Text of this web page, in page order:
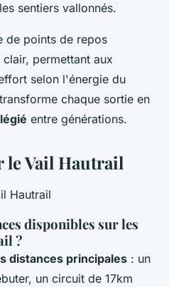
sentiers vallonnés.
de points de repos
permettant aux
selon l'énergie du
chaque sortie en
entre générations.
le Vail Hautrail
disponibles sur les
?
distances principales : un
un circuit de 17km